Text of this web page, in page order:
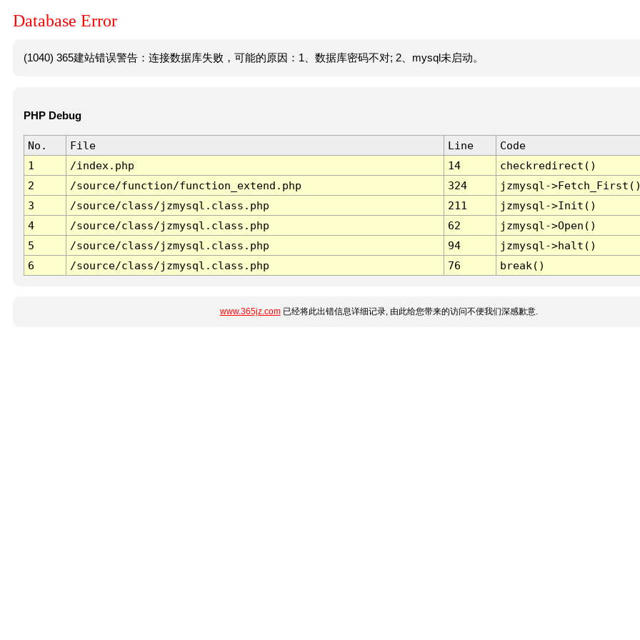
Database Error
(1040) 365建站错误警告：连接数据库失败，可能的原因：1、数据库密码不对; 2、mysql未启动。
PHP Debug
No. File Line
Code
1
/index.php 14
checkredirect()
2
/source/function/function_extend.php 324
jzmysql-
3
/source/class/jzmysql.class.php 211
jzmysql->Init()
4
/source/class/jzmysql.class.php 62
jzmysql->Open()
5
/source/class/jzmysql.class.php 94
jzmysql->halt()
6
/source/class/jzmysql.class.php 76 break()
www.365jz.com已经将此出错信息详细记录, 由此给您带来的访问不便我们深感歉意.